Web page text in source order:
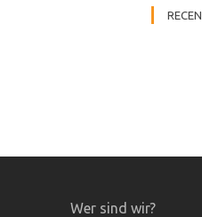
Wer sind wir?